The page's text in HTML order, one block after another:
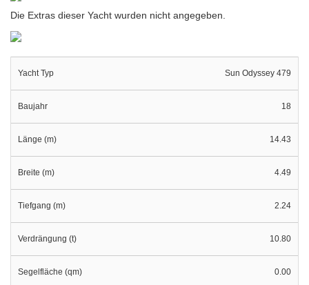
Die Extras dieser Yacht wurden nicht angegeben.
Yacht Typ Sun Odyssey 479
Baujahr 18
Länge (m) 14.43
Breite (m) 4.49
Tiefgang (m) 2.24
Verdrängung (t) 10.80
Segelfläche (qm) 0.00